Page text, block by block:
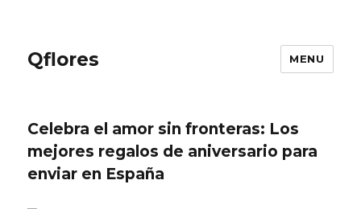
Qflores MENU
Celebra el amor sin fronteras: Los
mejores regalos de aniversario para
enviar en España